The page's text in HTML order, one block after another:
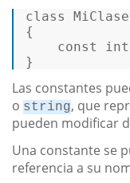
class
MiClase
{
const
int
}
Las constantes
o string, que
pueden modificar
Una constante se
referencia a su